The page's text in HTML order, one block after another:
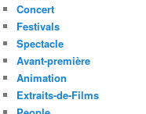
Concert
Festivals
Spectacle
Avant-première
Animation
Extraits-de-Films